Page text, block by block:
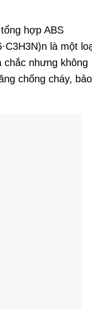
hợp ABS
là một
nhưng không
chống cháy,